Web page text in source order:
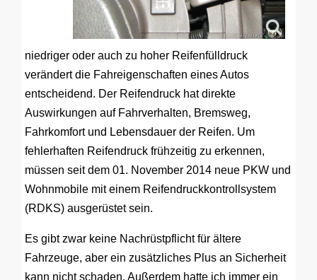
niedriger oder auch zu hoher Reifenfülldruck
verändert die Fahreigenschaften eines Autos
entscheidend. Der Reifendruck hat direkte
Auswirkungen auf Fahrverhalten, Bremsweg,
Fahrkomfort und Lebensdauer der Reifen. Um
fehlerhaften Reifendruck frühzeitig zu erkennen,
müssen seit dem 01. November 2014 neue PKW und
Wohnmobile mit einem Reifendruckkontrollsystem
(RDKS) ausgerüstet sein.
Es gibt zwar keine Nachrüstpflicht für ältere
Fahrzeuge, aber ein zusätzliches Plus an Sicherheit
kann nicht schaden. Außerdem hatte ich immer ein